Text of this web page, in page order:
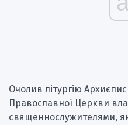
Очолив літургію
Православної Церкви
священнослужителями,